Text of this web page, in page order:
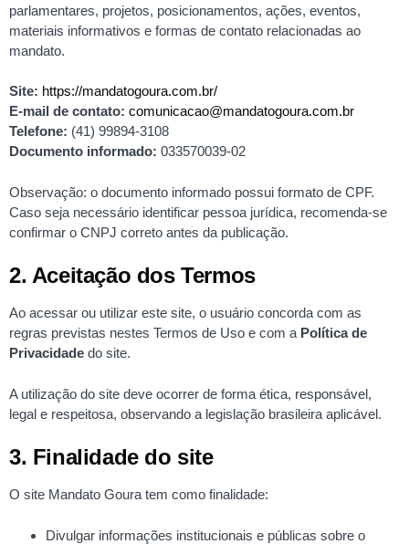
parlamentares, projetos, posicionamentos, ações, eventos,
materiais informativos e formas de contato relacionadas ao
mandato.
Site: https://mandatogoura.com.br/
E-mail de contato: comunicacao@mandatogoura.com.br
Telefone: (41) 99894-3108
Documento informado: 033570039-02
Observação: o documento informado possui formato de CPF.
Caso seja necessário identificar pessoa jurídica, recomenda-se
confirmar o CNPJ correto antes da publicação.
2. Aceitação dos Termos
Ao acessar ou utilizar este site, o usuário concorda com as
regras previstas nestes Termos de Uso e com a Política de
Privacidade do site.
A utilização do site deve ocorrer de forma ética, responsável,
legal e respeitosa, observando a legislação brasileira aplicável.
3. Finalidade do site
O site Mandato Goura tem como finalidade:
Divulgar informações institucionais e públicas sobre o